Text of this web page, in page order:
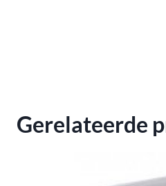
Gerelateerde